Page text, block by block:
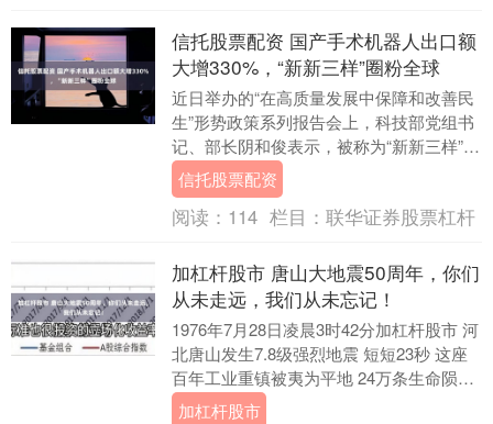
信托股票配资 国产手术机器人出口额
大增330%，“新新三样”圈粉全球
近日举办的“在高质量发展中保障和改善民
生”形势政策系列报告会上，科技部党组书
记、部长阴和俊表示，被称为“新新三样”的
人工智能、机器人、创新药正迅猛发展，
有望形成....
信托股票配资
阅读： 114 栏目： 联华证券股票杠杆
加杠杆股市 唐山大地震50周年，你们
从未走远，我们从未忘记！
1976年7月28日凌晨3时42分加杠杆股市 河
北唐山发生7.8级强烈地震 短短23秒 这座
百年工业重镇被夷为平地 24万条生命陨落
整整50年过去了 2026....
加杠杆股市